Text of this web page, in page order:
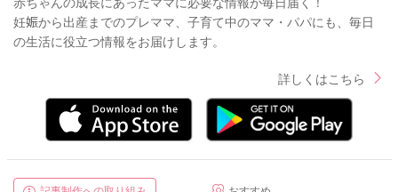
妊娠から出産までのプレママ、子育て中のママ・パパにも、毎日
の生活に役立つ情報をお届けします。
詳しくはこちら